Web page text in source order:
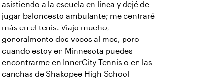
asistiendo a la escuela en línea y dejé de
jugar baloncesto ambulante; me centraré
más en el tenis. Viajo mucho,
generalmente dos veces al mes, pero
cuando estoy en Minnesota puedes
encontrarme en InnerCity Tennis o en las
canchas de Shakopee High School